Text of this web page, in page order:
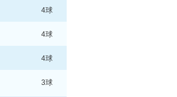
4球
4球
4球
3球